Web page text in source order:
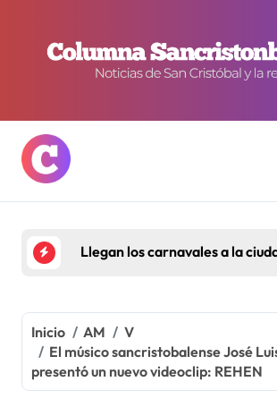
contenido
Llegan los carnavales a la
Inicio AM
V
El músico sancristobalense José
presentó un nuevo videoclip: REHEN